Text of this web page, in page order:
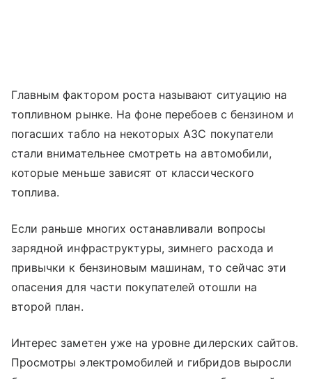
Главным фактором роста называют ситуацию на
топливном рынке. На фоне перебоев с бензином и
погасших табло на некоторых АЗС покупатели
стали внимательнее смотреть на автомобили,
которые меньше зависят от классического
топлива.
Если раньше многих останавливали вопросы
зарядной инфраструктуры, зимнего расхода и
привычки к бензиновым машинам, то сейчас эти
опасения для части покупателей отошли на
второй план.
Интерес заметен уже на уровне дилерских сайтов.
Просмотры электромобилей и гибридов выросли